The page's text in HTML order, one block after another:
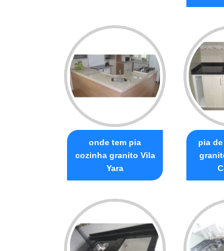
onde tem pia
cozinha granito Vila
Yara
pia